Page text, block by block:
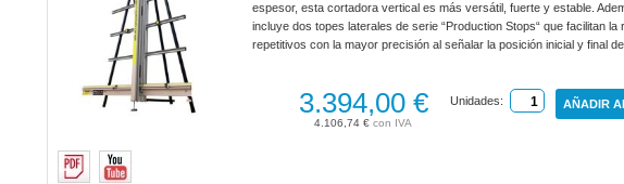
espesor, esta cortadora vertical es más versátil, fuerte y estable.
incluye dos topes laterales de serie “Production Stops“ que facilitan la
repetitivos con la mayor precisión al señalar la posición inicial y final de
4.106,74 €
3.394,00 € Unidades: AÑADIR